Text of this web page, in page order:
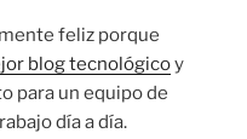
feliz porque
blog tecnológicoy
para un equipo de
día a día.